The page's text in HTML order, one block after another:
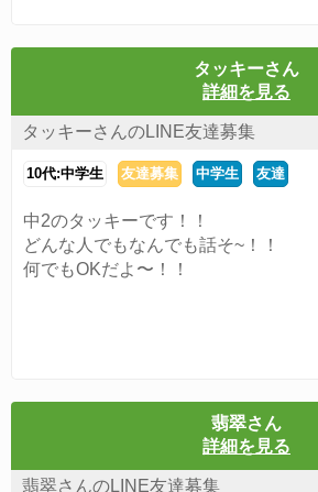
タッキーさん
詳細を見る
タッキーさんのLINE友達募集
10代:中学生 友達募集 中学生 友達
中2のタッキーです！！
どんな人でもなんでも話そ~！！
何でもOKだよ〜！！
翡翠さん
詳細を見る
翡翠さんのLINE友達募集